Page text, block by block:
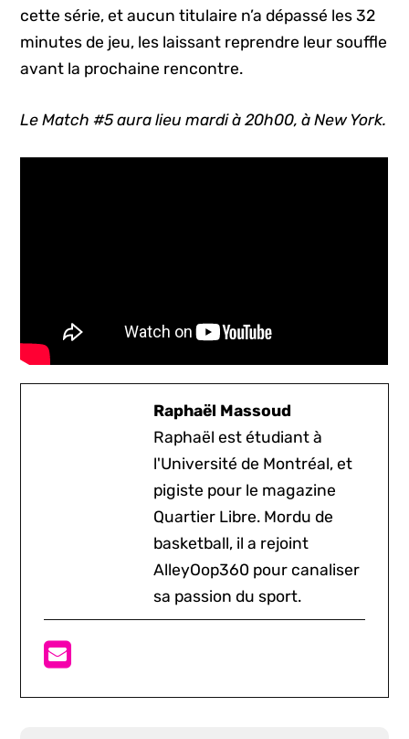
cette série, et aucun titulaire n’a dépassé les 32
minutes de jeu, les laissant reprendre leur souffle
avant la prochaine rencontre.
Le Match #5 aura lieu mardi à 20h00, à New York.
Raphaël Massoud
Raphaël est étudiant à
l'Université de Montréal, et
pigiste pour le magazine
Quartier Libre. Mordu de
basketball, il a rejoint
AlleyOop360 pour canaliser
sa passion du sport.